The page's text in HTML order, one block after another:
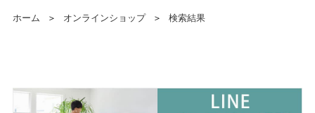
ホーム ＞ オンラインショップ ＞ 検索結果